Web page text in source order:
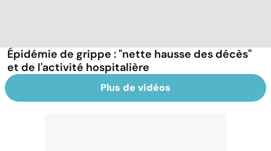
Épidémie de grippe : "nette hausse des décès"
et de l'activité hospitalière
Plus de vidéos